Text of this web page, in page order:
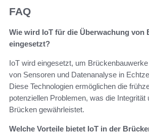
FAQ
Wie wird IoT für die Überwachung von
eingesetzt?
IoT wird eingesetzt, um
von Sensoren und Datenanalyse in
Diese Technologien ermöglichen die
potenziellen Problemen, was die Integrität
Brücken gewährleistet.
Welche Vorteile bietet IoT in der